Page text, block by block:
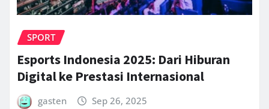
SPORT
Esports Indonesia 2025: Dari Hiburan
Digital ke Prestasi Internasional
gasten Sep 26, 2025